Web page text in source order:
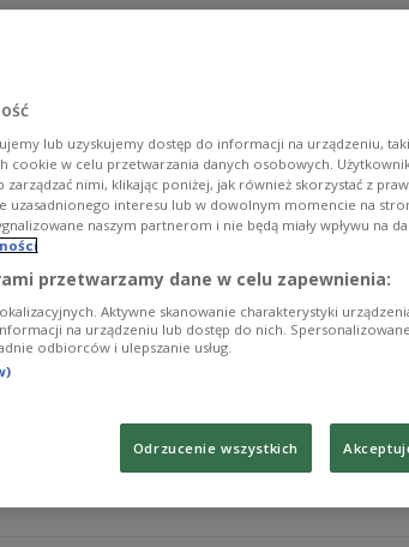
firm motoryzacyjnych Mercedesa i
czele stoi minister ochrony środowiska
krajowych i importowanych.
na temat:
Opla w Gliwicach: to był
Opla wyprodukowała w ubiegłym
na temat:
lub uzyskujemy dostęp do informacji na urządzeniu,
cookie w celu przetwarzania danych osobowych.
nimi, klikając poniżej, jak również skorzystać z
uzasadnionego interesu lub w dowolnym momencie na
naszym partnerom i nie będą miały wpływu na
przetwarzamy dane w celu zapewnienia:
Aktywne skanowanie charakterystyki
na urządzeniu lub dostęp do nich.
odbiorców i ulepszanie usług.
Odrzucenie wszystkich